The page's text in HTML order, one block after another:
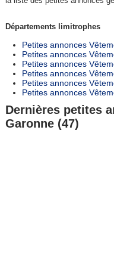
Départements limitrophes
Petites annonces
Petites annonces
Petites annonces
Petites annonces
Petites annonces
Petites annonces
Dernières petites
Garonne (47)